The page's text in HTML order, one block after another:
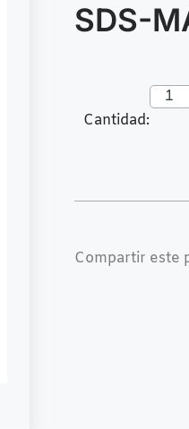
SDS-
Cantidad:
Compartir este